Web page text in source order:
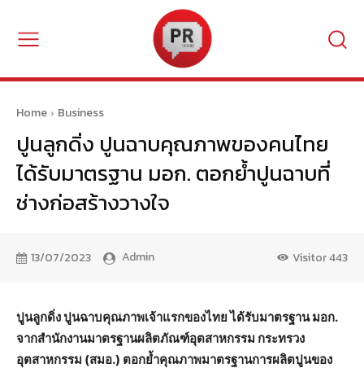
Home Business
ปูนลูกดิ่ง ปูนฉาบคุณภาพของคนไทย
ได้รับมาตรฐาน มอก. ตอกย้ำปูนฉาบที่
ช่างก่อสร้างวางใจ
13/07/2023 Admin Visitor443
ปูนลูกดิ่ง ปูนฉาบคุณภาพเจ้าแรกของไทย ได้รับมาตรฐาน มอก.
จากสำนักงานมาตรฐานผลิตภัณฑ์อุตสาหกรรม กระทรวง
อุตสาหกรรม (สมอ.) ตอกย้ำคุณภาพมาตรฐานการผลิตปูนของ